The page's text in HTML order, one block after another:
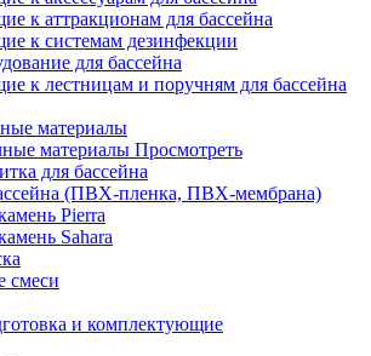
к аттракционам для бассейна
к системам дезинфекции
для бассейна
к лестницам и поручням для бассейна
материалы
материалы Просмотреть
для бассейна
(ПВХ-пленка, ПВХ-мембрана)
Pierra
Sahara
смеси
и комплектующие